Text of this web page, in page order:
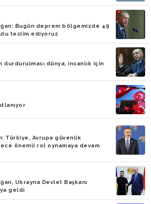
Bugün deprem bölgemizde 49
teslim ediyoruz
durdurulması dünya, insanlık için
Türkiye, Avrupa güvenlik
önemli rol oynamaya devam
Ukrayna Devlet Başkanı
geldi